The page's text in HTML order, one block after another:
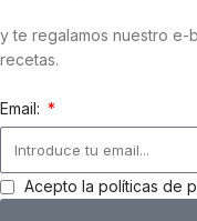
y te regalamos nuestro
recetas.
Email:
Acepto la políticas de